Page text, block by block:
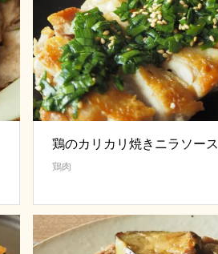
鶏のカリカリ焼きニラソース
鶏肉